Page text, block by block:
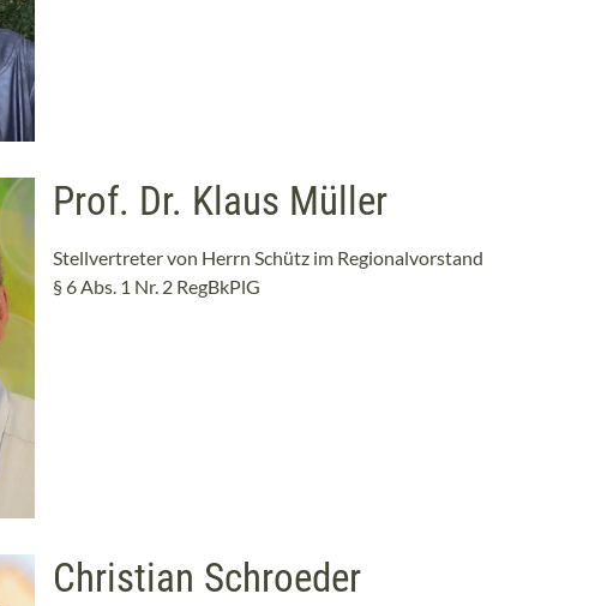
Prof. Dr. Klaus Müller
Stellvertreter von Herrn Schütz im Regionalvorstand
§ 6 Abs. 1 Nr. 2 RegBkPlG
Christian Schroeder